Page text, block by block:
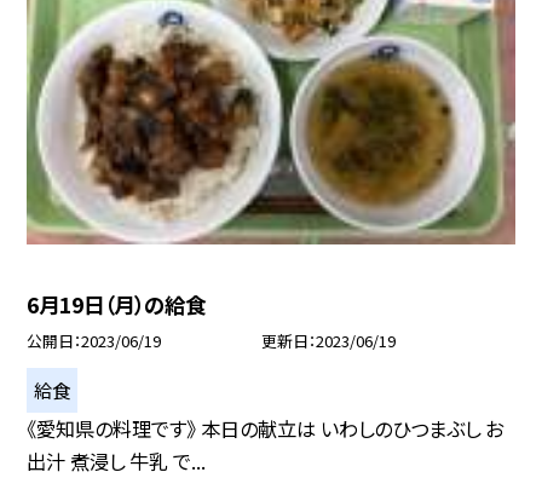
6月19日（月）の給食
公開日 2023/06/19 更新日 2023/06/19
給食
《愛知県の料理です》 本日の献立は いわしのひつまぶし お
出汁 煮浸し 牛乳 で...